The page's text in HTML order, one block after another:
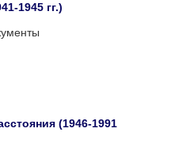
1945 гг.)
(1946-1991